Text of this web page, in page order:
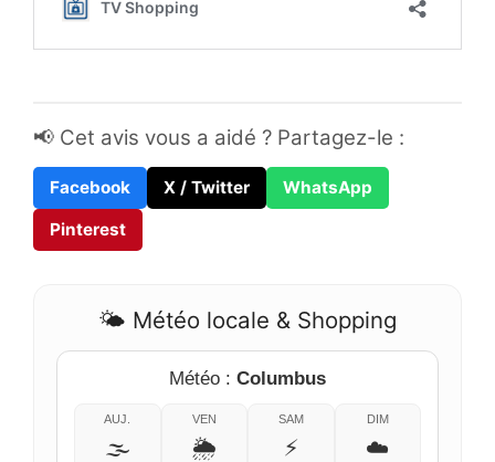
📢 Cet avis vous a aidé ? Partagez-le :
Facebook X / Twitter
WhatsApp
Pinterest
🌤️ Météo locale & Shopping
Météo : Columbus
AUJ.
🌫️
VEN
🌦️
SAM
⚡
DIM
☁️